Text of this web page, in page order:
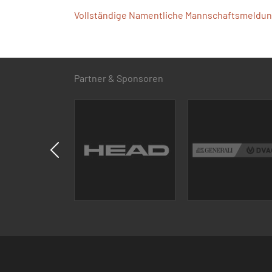
Vollständige Namentliche
Partner & Sponsoren